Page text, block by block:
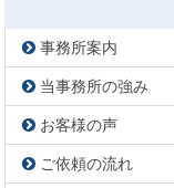
事務所案内
当事務所の強み
お客様の声
ご依頼の流れ